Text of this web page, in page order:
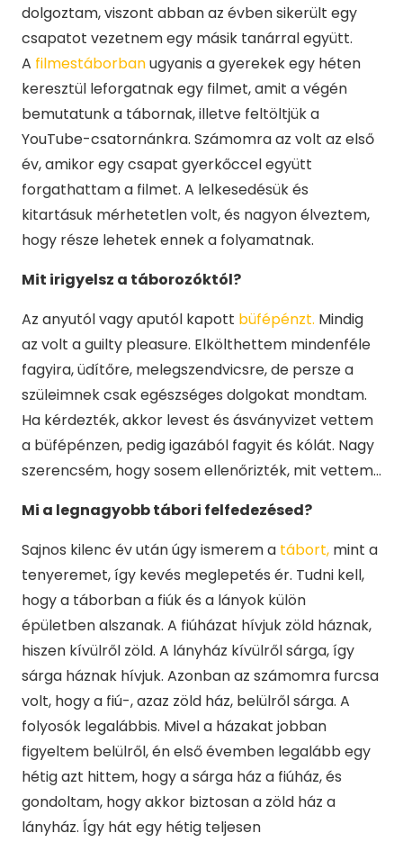
dolgoztam, viszont abban az évben sikerült egy
csapatot vezetnem egy másik tanárral együtt.
A filmestáborbanugyanis a gyerekek egy héten
keresztül leforgatnak egy filmet, amit a végén
bemutatunk a tábornak, illetve feltöltjük a
YouTube-csatornánkra. Számomra az volt az első
év, amikor egy csapat gyerkőccel együtt
forgathattam a filmet. A lelkesedésük és
kitartásuk mérhetetlen volt, és nagyon élveztem,
hogy része lehetek ennek a folyamatnak.
Mit irigyelsz a táborozóktól?
Az anyutól vagy aputól kapott büfépénzt. Mindig
az volt a guilty pleasure. Elkölthettem mindenféle
fagyira, üdítőre, melegszendvicsre, de persze a
szüleimnek csak egészséges dolgokat mondtam.
Ha kérdezték, akkor levest és ásványvizet vettem
a büfépénzen, pedig igazából fagyit és kólát. Nagy
szerencsém, hogy sosem ellenőrizték, mit vettem…
Mi a legnagyobb tábori felfedezésed?
Sajnos kilenc év után úgy ismerem a tábort, mint a
tenyeremet, így kevés meglepetés ér. Tudni kell,
hogy a táborban a fiúk és a lányok külön
épületben alszanak. A fiúházat hívjuk zöld háznak,
hiszen kívülről zöld. A lányház kívülről sárga, így
sárga háznak hívjuk. Azonban az számomra furcsa
volt, hogy a fiú-, azaz zöld ház, belülről sárga. A
folyosók legalábbis. Mivel a házakat jobban
figyeltem belülről, én első évemben legalább egy
hétig azt hittem, hogy a sárga ház a fiúház, és
gondoltam, hogy akkor biztosan a zöld ház a
lányház. Így hát egy hétig teljesen